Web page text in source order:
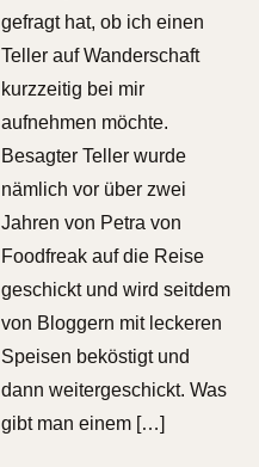
gefragt hat, ob ich einen
Teller auf Wanderschaft
kurzzeitig bei mir
aufnehmen möchte.
Besagter Teller wurde
nämlich vor über zwei
Jahren von Petra von
Foodfreak auf die Reise
geschickt und wird seitdem
von Bloggern mit leckeren
Speisen beköstigt und
dann weitergeschickt. Was
gibt man einem […]